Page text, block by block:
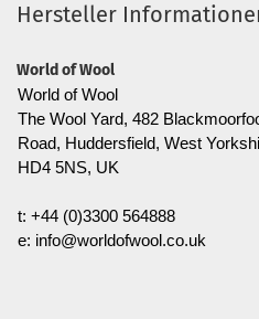
Hersteller
World of Wool
World of Wool
The Wool Yard, 482
Road, Huddersfield, West
HD4 5NS, UK
t: +44 (0)3300 564888
e: info@worldofwool.co.uk